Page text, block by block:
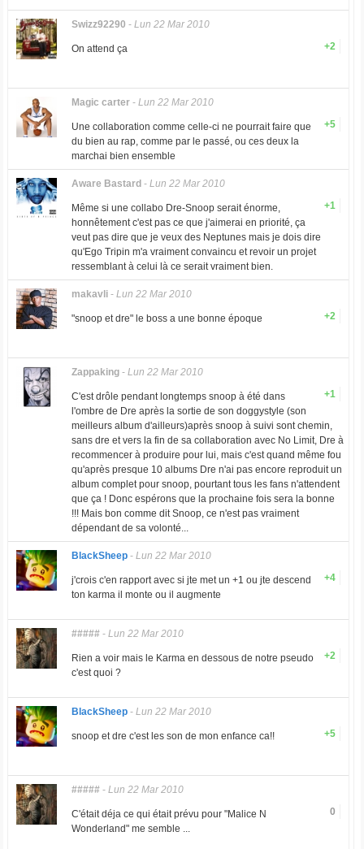
Swizz92290 - Lun 22 Mar 2010
+2
On attend ça
Magic carter- Lun 22 Mar 2010
+5
Une collaboration comme celle-ci ne pourrait faire que
du bien au rap, comme par le passé, ou ces deux la
marchai bien ensemble
Aware Bastard - Lun 22 Mar 2010
+1
Même si une collabo Dre-Snoop serait énorme,
honnêtement c'est pas ce que j'aimerai en priorité, ça
veut pas dire que je veux des Neptunes mais je dois dire
qu'Ego Tripin m'a vraiment convaincu et revoir un projet
ressemblant à celui là ce serait vraiment bien.
makavli- Lun 22 Mar 2010
+2
"snoop et dre" le boss a une bonne époque
Zappaking- Lun 22 Mar 2010
+1
C'est drôle pendant longtemps snoop à été dans
l'ombre de Dre après la sortie de son doggystyle (son
meilleurs album d'ailleurs)après snoop à suivi sont chemin,
sans dre et vers la fin de sa collaboration avec No Limit, Dre à
recommencer à produire pour lui, mais c'est quand même fou
qu'après presque 10 albums Dre n'ai pas encore reproduit un
album complet pour snoop, pourtant tous les fans n'attendent
que ça ! Donc espérons que la prochaine fois sera la bonne
!!! Mais bon comme dit Snoop, ce n'est pas vraiment
dépendant de sa volonté...
BlackSheep- Lun 22 Mar 2010
+4
j'crois c'en rapport avec si jte met un +1 ou jte descend
ton karma il monte ou il augmente
#####- Lun 22 Mar 2010
+2
Rien a voir mais le Karma en dessous de notre pseudo
c'est quoi ?
BlackSheep- Lun 22 Mar 2010
+5
snoop et dre c'est les son de mon enfance ca!!
#####- Lun 22 Mar 2010
0
C'était déja ce qui était prévu pour "Malice N
Wonderland" me semble ...